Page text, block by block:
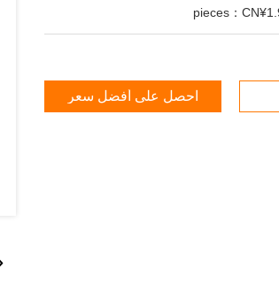
pieces：
احصل على أفضل سعر